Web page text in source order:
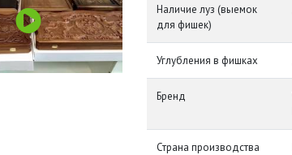
Наличие луз (выемок
для фишек)
Углубления в фишках
Бренд
Страна производства